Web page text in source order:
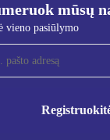
mūsų
vieno pasiūlymo